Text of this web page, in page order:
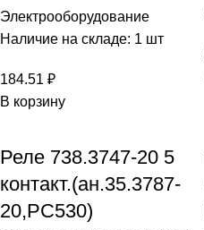
Электрооборудование
Наличие на складе: 1 шт
184.51 ₽
В корзину
Реле 738.3747-20 5
контакт.(ан.35.3787-
20,РС530)